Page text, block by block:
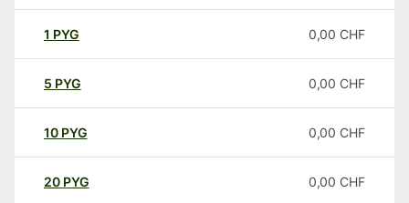
1 PYG 0,00 CHF
5 PYG 0,00 CHF
10 PYG 0,00 CHF
20 PYG 0,00 CHF